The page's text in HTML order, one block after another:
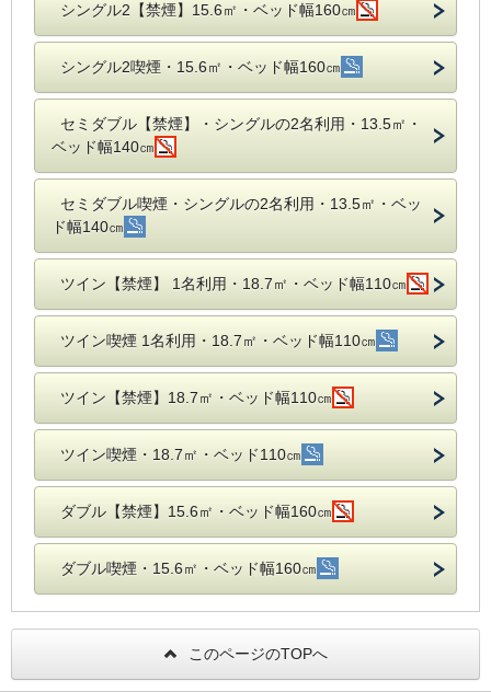
シングル2【禁煙】15.6㎡・ベッド幅160㎝
シングル2喫煙・15.6㎡・ベッド幅160㎝
セミダブル【禁煙】・シングルの2名利用・13.5㎡・
ベッド幅140㎝
セミダブル喫煙・シングルの2名利用・13.5㎡・ベッ
ド幅140㎝
ツイン【禁煙】 1名利用・18.7㎡・ベッド幅110㎝
ツイン喫煙 1名利用・18.7㎡・ベッド幅110㎝
ツイン【禁煙】18.7㎡・ベッド幅110㎝
ツイン喫煙・18.7㎡・ベッド110㎝
ダブル【禁煙】15.6㎡・ベッド幅160㎝
ダブル喫煙・15.6㎡・ベッド幅160㎝
このページのTOPへ